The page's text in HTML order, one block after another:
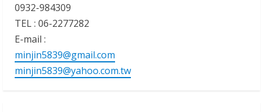
0932-984309
TEL : 06-2277282
E-mail :
minjin5839@gmail.com
minjin5839@yahoo.com.tw